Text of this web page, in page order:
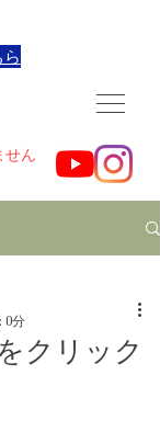
せん
クリック
0分